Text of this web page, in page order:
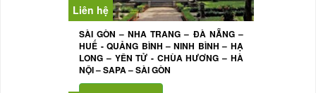
Liên hệ
SÀI GÒN – NHA TRANG – ĐÀ NẴNG –
HUẾ - QUẢNG BÌNH – NINH BÌNH – HẠ
LONG – YÊN TỬ - CHÙA HƯƠNG – HÀ
NỘI – SAPA – SÀI GÒN